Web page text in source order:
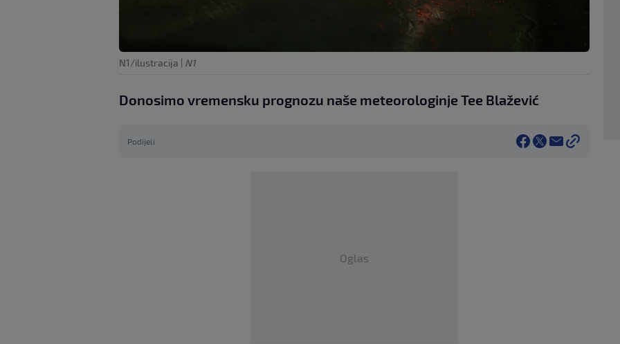
N1/ilustracija | N1
Donosimo vremensku prognozu naše meteorologinje Tee Blažević
Podijeli
Oglas